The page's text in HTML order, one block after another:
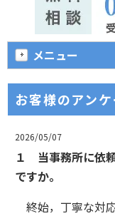
メニュー
お客様のアンケ
2026/05/07
１ 当事務所に依
ですか。
終始，丁寧な対